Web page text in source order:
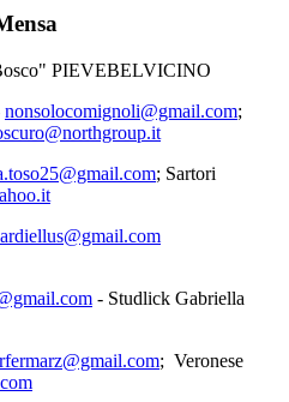
PIEVEBELVICINO
nonsolocomignoli@gmail.com;
; Sartori
- Studlick Gabriella
; Veronese